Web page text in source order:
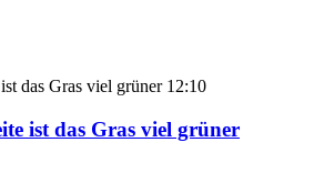
12:10
ist das Gras viel grüner